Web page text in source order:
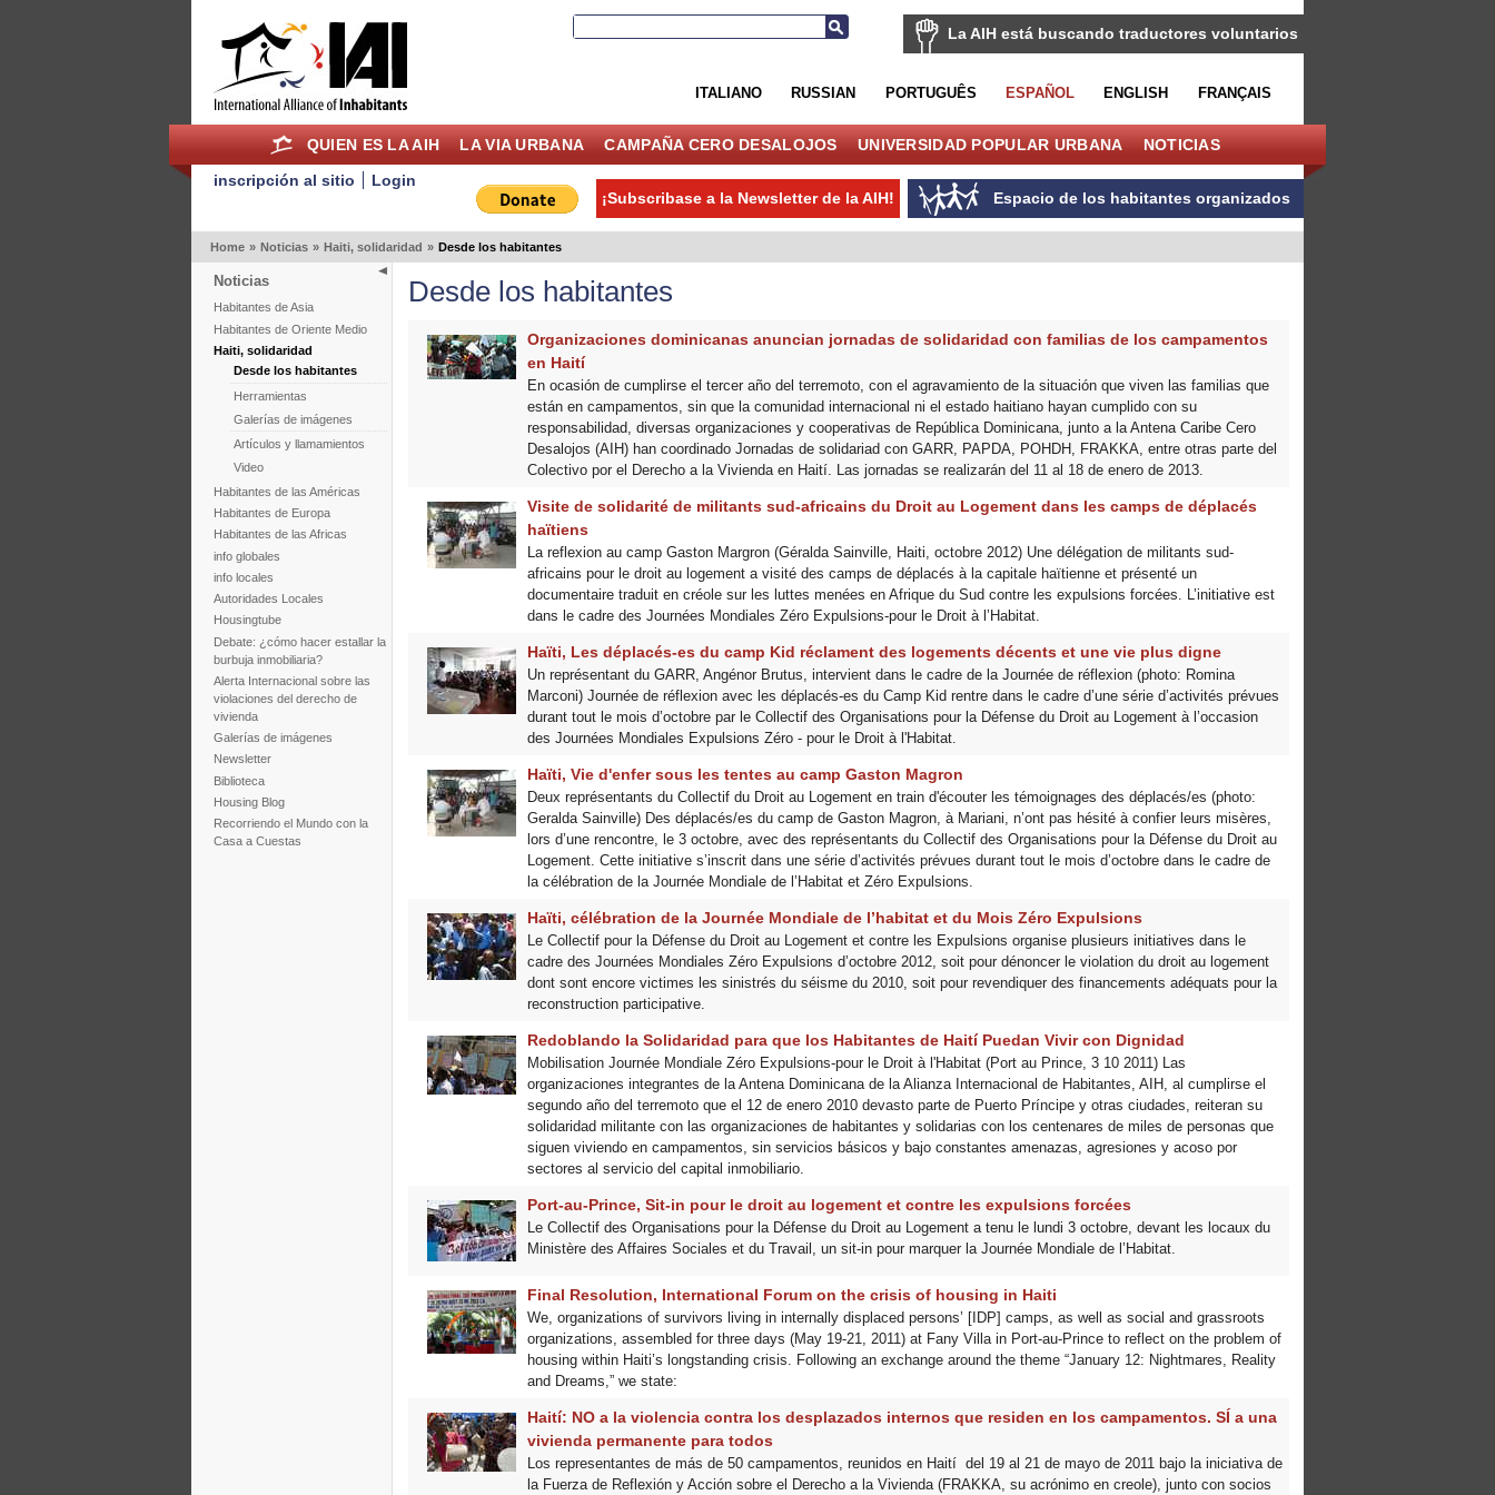
La AIH está buscando traductores voluntarios
ITALIANO RUSSIAN PORTUGUÊS ESPAÑOL ENGLISH FRANÇAIS
QUIEN ES LA AIH LA VIA URBANA CAMPAÑA CERO DESALOJOS UNIVERSIDAD POPULAR URBANA NOTICIAS
inscripción al sitio
Login
Espacio de los habitantes organizados
¡Subscribase a la Newsletter de la AIH!
Home » Noticias » Haiti, solidaridad » Desde los habitantes
Noticias
Habitantes de Asia
Habitantes de Oriente Medio
Haiti, solidaridad
Desde los habitantes
Herramientas
Galerías de imágenes
Artículos y llamamientos
Video
Habitantes de las Américas
Habitantes de Europa
Habitantes de las Africas
info globales
info locales
Autoridades Locales
Housingtube
Debate: ¿cómo hacer estallar la
burbuja inmobiliaria?
Alerta Internacional sobre las
violaciones del derecho de
vivienda
Galerías de imágenes
Newsletter
Biblioteca
Housing Blog
Recorriendo el Mundo con la
Casa a Cuestas
Desde los habitantes
Organizaciones dominicanas anuncian jornadas de solidaridad con familias de los campamentos
en Haití
En ocasión de cumplirse el tercer año del terremoto, con el agravamiento de la situación que viven las familias que
están en campamentos, sin que la comunidad internacional ni el estado haitiano hayan cumplido con su
responsabilidad, diversas organizaciones y cooperativas de República Dominicana, junto a la Antena Caribe Cero
Desalojos (AIH) han coordinado Jornadas de solidariad con GARR, PAPDA, POHDH, FRAKKA, entre otras parte del
Colectivo por el Derecho a la Vivienda en Haití. Las jornadas se realizarán del 11 al 18 de enero de 2013.
Visite de solidarité de militants sud-africains du Droit au Logement dans les camps de déplacés
haïtiens
La reflexion au camp Gaston Margron (Géralda Sainville, Haiti, octobre 2012) Une délégation de militants sud-
africains pour le droit au logement a visité des camps de déplacés à la capitale haïtienne et présenté un
documentaire traduit en créole sur les luttes menées en Afrique du Sud contre les expulsions forcées. L’initiative est
dans le cadre des Journées Mondiales Zéro Expulsions-pour le Droit à l’Habitat.
Haïti, Les déplacés-es du camp Kid réclament des logements décents et une vie plus digne
Un représentant du GARR, Angénor Brutus, intervient dans le cadre de la Journée de réflexion (photo: Romina
Marconi) Journée de réflexion avec les déplacés-es du Camp Kid rentre dans le cadre d’une série d’activités prévues
durant tout le mois d’octobre par le Collectif des Organisations pour la Défense du Droit au Logement à l’occasion
des Journées Mondiales Expulsions Zéro - pour le Droit à l'Habitat.
Haïti, Vie d'enfer sous les tentes au camp Gaston Magron
Deux représentants du Collectif du Droit au Logement en train d'écouter les témoignages des déplacés/es (photo:
Geralda Sainville) Des déplacés/es du camp de Gaston Magron, à Mariani, n’ont pas hésité à confier leurs misères,
lors d’une rencontre, le 3 octobre, avec des représentants du Collectif des Organisations pour la Défense du Droit au
Logement. Cette initiative s’inscrit dans une série d’activités prévues durant tout le mois d’octobre dans le cadre de
la célébration de la Journée Mondiale de l’Habitat et Zéro Expulsions.
Haïti, célébration de la Journée Mondiale de l’habitat et du Mois Zéro Expulsions
Le Collectif pour la Défense du Droit au Logement et contre les Expulsions organise plusieurs initiatives dans le
cadre des Journées Mondiales Zéro Expulsions d’octobre 2012, soit pour dénoncer le violation du droit au logement
dont sont encore victimes les sinistrés du séisme du 2010, soit pour revendiquer des financements adéquats pour la
reconstruction participative.
Redoblando la Solidaridad para que los Habitantes de Haití Puedan Vivir con Dignidad
Mobilisation Journée Mondiale Zéro Expulsions-pour le Droit à l'Habitat (Port au Prince, 3 10 2011) Las
organizaciones integrantes de la Antena Dominicana de la Alianza Internacional de Habitantes, AIH, al cumplirse el
segundo año del terremoto que el 12 de enero 2010 devasto parte de Puerto Príncipe y otras ciudades, reiteran su
solidaridad militante con las organizaciones de habitantes y solidarias con los centenares de miles de personas que
siguen viviendo en campamentos, sin servicios básicos y bajo constantes amenazas, agresiones y acoso por
sectores al servicio del capital inmobiliario.
Port-au-Prince, Sit-in pour le droit au logement et contre les expulsions forcées
Le Collectif des Organisations pour la Défense du Droit au Logement a tenu le lundi 3 octobre, devant les locaux du
Ministère des Affaires Sociales et du Travail, un sit-in pour marquer la Journée Mondiale de l’Habitat.
Final Resolution, International Forum on the crisis of housing in Haiti
We, organizations of survivors living in internally displaced persons’ [IDP] camps, as well as social and grassroots
organizations, assembled for three days (May 19-21, 2011) at Fany Villa in Port-au-Prince to reflect on the problem of
housing within Haiti’s longstanding crisis. Following an exchange around the theme “January 12: Nightmares, Reality
and Dreams,” we state:
Haití: NO a la violencia contra los desplazados internos que residen en los campamentos. SÍ a una
vivienda permanente para todos
Los representantes de más de 50 campamentos, reunidos en Haití del 19 al 21 de mayo de 2011 bajo la iniciativa de
la Fuerza de Reflexión y Acción sobre el Derecho a la Vivienda (FRAKKA, su acrónimo en creole), junto con socios